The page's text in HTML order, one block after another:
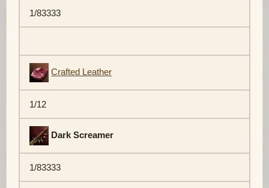
1/83333
Crafted Leather
1/12
Dark Screamer
1/83333